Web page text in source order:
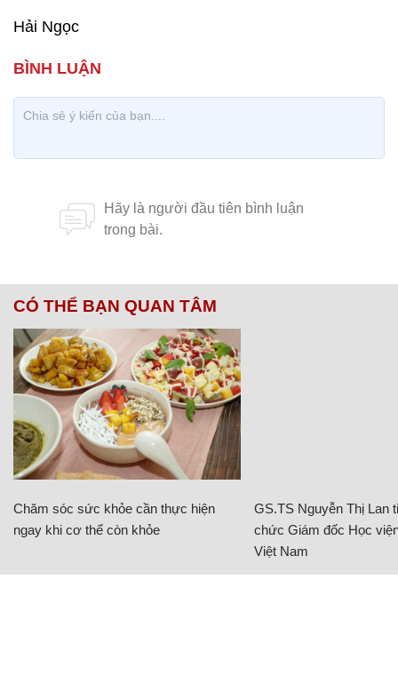
Hải Ngọc
CÓ THỂ BẠN QUAN TÂM
Chăm sóc sức khỏe cần thực hiện
ngay khi cơ thể còn khỏe
GS.TS Nguyễn Thị Lan
chức Giám đốc Học
Việt Nam